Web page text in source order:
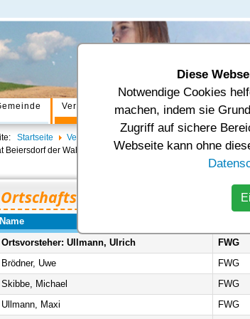
Diese
Notwendige Cookies
machen, indem sie
Zugriff auf sichere
Webseite kann ohne
Verwaltung & Einrichtungen
Startseite Verwaltung & Einrichtungen
Beiersdorf der Wahlperiode 2024 - 2029
Ortschaftsrat Beiersdorf der
Name
Ortsvorsteher: Ullmann, Ulrich FWG
Brödner, Uwe FWG
Skibbe, Michael FWG
Ullmann, Maxi FWG